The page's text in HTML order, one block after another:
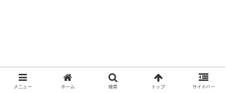
メニュー ホーム 検索 トップ サイドバー